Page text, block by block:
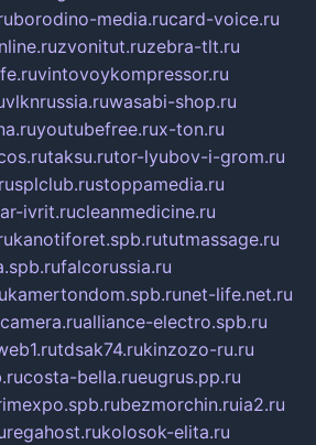
borodino-media.rucard-voice.ru
zvonitut.ruzebra-tlt.ru
vintovoykompressor.ru
vlknrussia.ruwasabi-shop.ru
youtubefree.rux-ton.ru
taksu.rutor-lyubov-i-grom.ru
splclub.rustoppamedia.ru
ivrit.rucleanmedicine.ru
kanotiforet.spb.rututmassage.ru
falcorussia.ru
kamertondom.spb.runet-life.net.ru
alliance-electro.spb.ru
tdsak74.rukinzozo-ru.ru
costa-bella.rueugrus.pp.ru
bezmorchin.ruia2.ru
regahost.rukolosok-elita.ru